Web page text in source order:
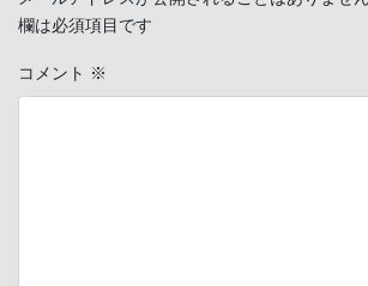
欄は必須項目です
コメント ※